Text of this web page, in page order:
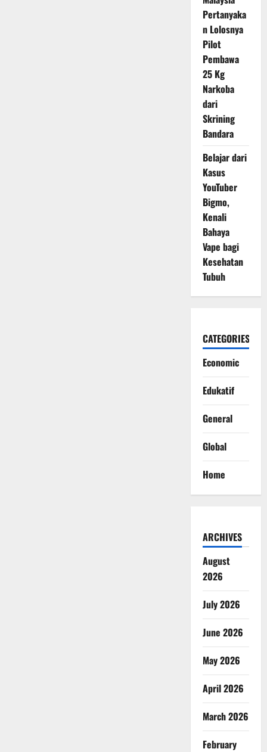
Pertanyaka
n Lolosnya
Pilot
Pembawa
25 Kg
Narkoba
dari
Skrining
Bandara
Belajar dari
Kasus
YouTuber
Bigmo,
Kenali
Bahaya
Vape bagi
Kesehatan
Tubuh
CATEGORIES
Economic
Edukatif
General
Global
Home
ARCHIVES
August
2026
July 2026
June 2026
May 2026
April 2026
March 2026
February